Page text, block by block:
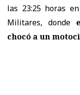
las 23:25 horas
Militares, donde
chocó a un